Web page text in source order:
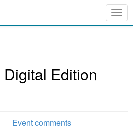
Edition
Event comments